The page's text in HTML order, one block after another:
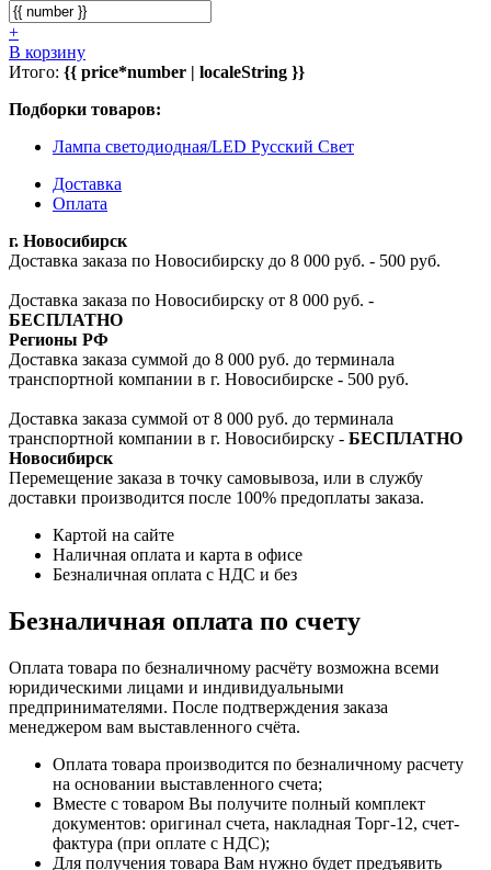
+
В корзину
Итого: {{ price*number | localeString }}
Подборки товаров:
Лампа светодиодная/LED Русский Свет
Доставка
Оплата
г. Новосибирск
Доставка заказа по Новосибирску до 8 000 руб. - 500 руб.
Доставка заказа по Новосибирску от 8 000 руб. -
БЕСПЛАТНО
Регионы РФ
Доставка заказа суммой до 8 000 руб. до терминала
транспортной компании в г. Новосибирске - 500 руб.
Доставка заказа суммой от 8 000 руб. до терминала
транспортной компании в г. Новосибирску - БЕСПЛАТНО
Новосибирск
Перемещение заказа в точку самовывоза, или в службу
доставки производится после 100% предоплаты заказа.
Картой на сайте
Наличная оплата и карта в офисе
Безналичная оплата с НДС и без
Безналичная оплата по счету
Оплата товара по безналичному расчёту возможна всеми
юридическими лицами и индивидуальными
предпринимателями. После подтверждения заказа
менеджером вам выставленного счёта.
Оплата товара производится по безналичному расчету
на основании выставленного счета;
Вместе с товаром Вы получите полный комплект
документов: оригинал счета, накладная Торг-12, счет-
фактура (при оплате с НДС);
Для получения товара Вам нужно будет предъявить